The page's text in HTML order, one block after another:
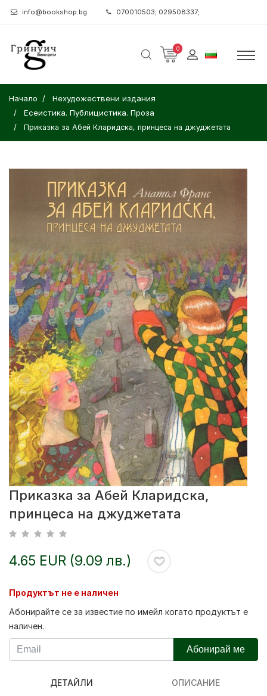
info@bookshop.bg 070010503; 029508337;
0
Начало
Нехудожествени издания
Есеистика. Публицистика. Проза
Приказка за Абей Кларидска, принцеса на джуджетата
Приказка за Абей Кларидска,
принцеса на джуджетата
4.65 EUR (9.09 лв.)
Продуктът не е наличен
Абонирайте се за известие по имейл когато продуктът е
наличен.
Абонирай ме
ДЕТАЙЛИ ОПИСАНИЕ